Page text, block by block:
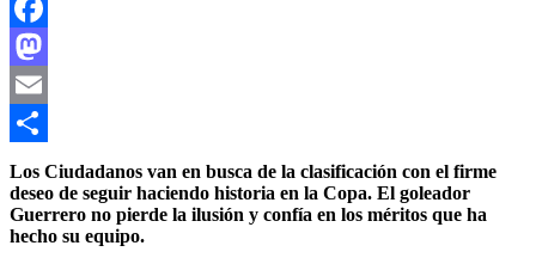
Facebook
Mastodon
Email
Compartir
Los Ciudadanos van en busca de la clasificación con el firme
deseo de seguir haciendo historia en la Copa. El goleador
Guerrero no pierde la ilusión y confía en los méritos que ha
hecho su equipo.